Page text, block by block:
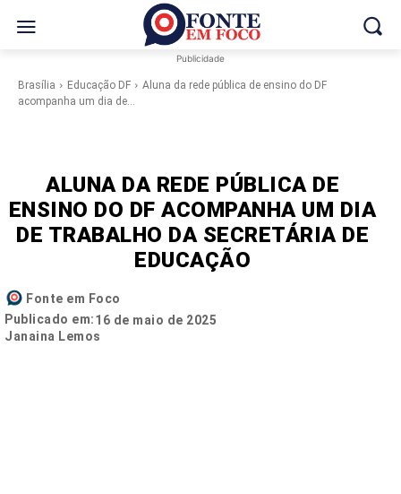
Publicidade
Brasília Educação DF
Aluna da rede pública de ensino do DF
acompanha um dia de...
ALUNA DA REDE PÚBLICA DE
ENSINO DO DF ACOMPANHA UM DIA
DE TRABALHO DA SECRETÁRIA DE
EDUCAÇÃO
Fonte em Foco
Publicado em:16 de maio de 2025
Janaina Lemos